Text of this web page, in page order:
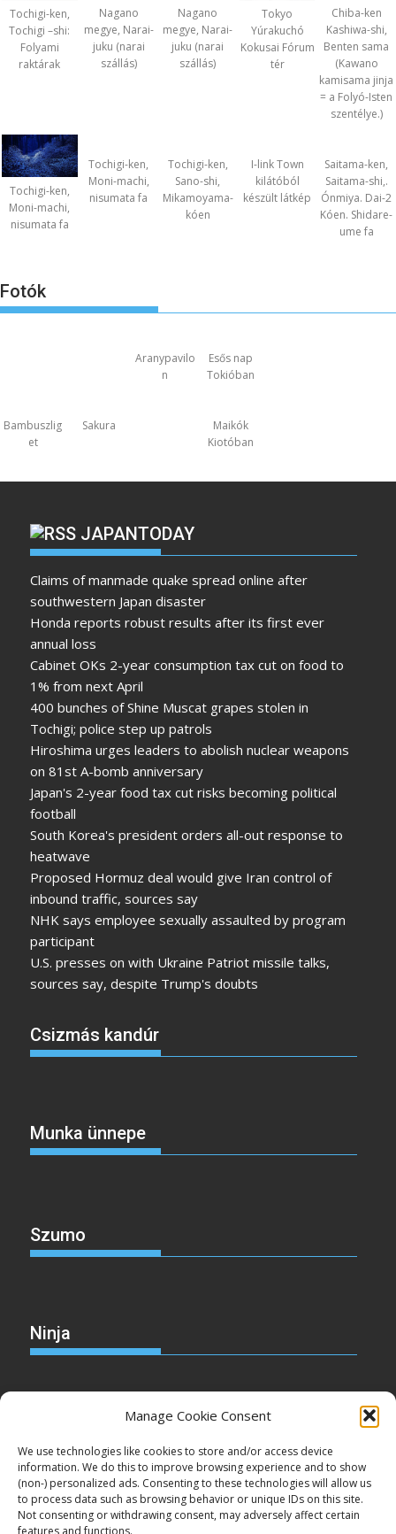
Manage Cookie Consent
We use technologies like cookies to store and/or access device
information. We do this to improve browsing experience and to show
(non-) personalized ads. Consenting to these technologies will allow us
to process data such as browsing behavior or unique IDs on this site.
Not consenting or withdrawing consent, may adversely affect certain
features and functions.
Tochigi-ken,
Tochigi –shi:
Folyami
raktárak
Nagano
megye, Narai-
juku (narai
szállás)
Nagano
megye, Narai-
juku (narai
szállás)
Tokyo
Yúrakuchó
Kokusai Fórum
tér
Chiba-ken
Kashiwa-shi,
Benten sama
(Kawano
kamisama jinja
= a Folyó-Isten
szentélye.)
Tochigi-ken,
Moni-machi,
nisumata fa
Tochigi-ken,
Moni-machi,
nisumata fa
Tochigi-ken,
Sano-shi,
Mikamoyama-
kóen
I-link Town
kilátóból
készült látkép
Saitama-ken,
Saitama-shi,.
Ónmiya. Dai-2
Kóen. Shidare-
ume fa
Fotók
Aranypavilo
n
Esős nap
Tokióban
Bambuszlig
et
Sakura
Maikók
Kiotóban
JAPANTODAY
Claims of manmade quake spread online after
southwestern Japan disaster
Honda reports robust results after its first ever
annual loss
Cabinet OKs 2-year consumption tax cut on food to
1% from next April
400 bunches of Shine Muscat grapes stolen in
Tochigi; police step up patrols
Hiroshima urges leaders to abolish nuclear weapons
on 81st A-bomb anniversary
Japan's 2-year food tax cut risks becoming political
football
South Korea's president orders all-out response to
heatwave
Proposed Hormuz deal would give Iran control of
inbound traffic, sources say
NHK says employee sexually assaulted by program
participant
U.S. presses on with Ukraine Patriot missile talks,
sources say, despite Trump's doubts
Csizmás kandúr
Munka ünnepe
Szumo
Ninja